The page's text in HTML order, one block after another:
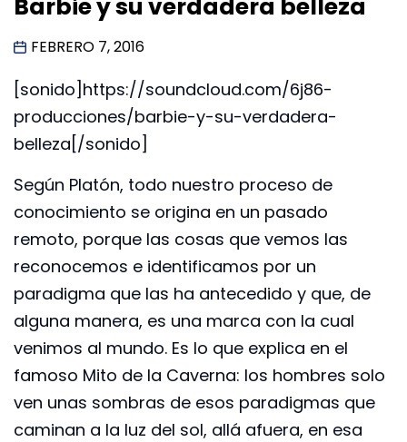
Barbie y su verdadera belleza
FEBRERO 7, 2016
[sonido]https://soundcloud.com/6j86-
producciones/barbie-y-su-verdadera-
belleza[/sonido]
Según Platón, todo nuestro proceso de
conocimiento se origina en un pasado
remoto, porque las cosas que vemos las
reconocemos e identificamos por un
paradigma que las ha antecedido y que, de
alguna manera, es una marca con la cual
venimos al mundo. Es lo que explica en el
famoso Mito de la Caverna: los hombres solo
ven unas sombras de esos paradigmas que
caminan a la luz del sol, allá afuera, en esa